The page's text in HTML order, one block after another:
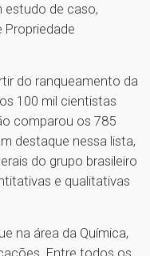
estudo de caso,
do ranqueamento da
100 mil cientistas
comparou os 785
destaque nessa lista,
do grupo brasileiro
e qualitativas
na área da Química,